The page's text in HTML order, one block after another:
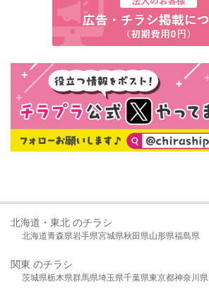
北海道・東北 のチラシ
北海道青森県岩手県宮城県秋田県山形県福島県
関東 のチラシ
茨城県栃木県群馬県埼玉県千葉県東京都神奈川県